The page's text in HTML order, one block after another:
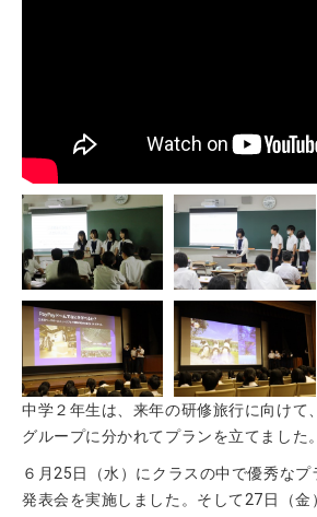
中学２年生は、来年の研修旅行に向けて
グループに分かれてプランを立てました。
６月25日（水）にクラスの中で優秀なプ
発表会を実施しました。そして27日（金